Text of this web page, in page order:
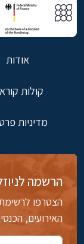
אודות
קולות
מדיניות
הרשמה
הצטרפו
האירועים,